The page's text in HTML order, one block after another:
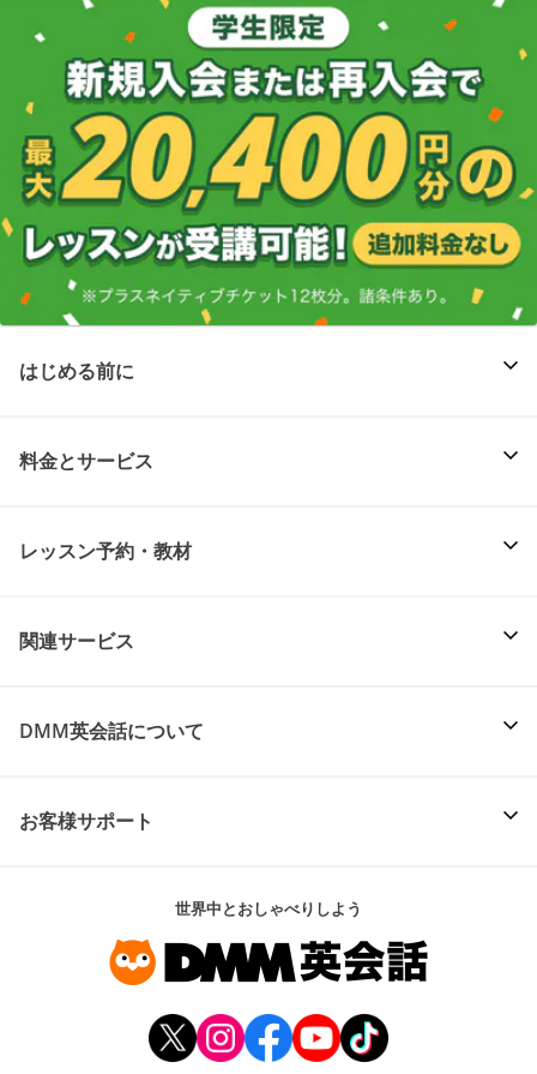
はじめる前に
料金とサービス
レッスン予約・教材
関連サービス
DMM英会話について
お客様サポート
世界中とおしゃべりしよう